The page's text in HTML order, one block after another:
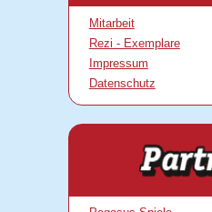
Mitarbeit
Rezi - Exemplare
Impressum
Datenschutz